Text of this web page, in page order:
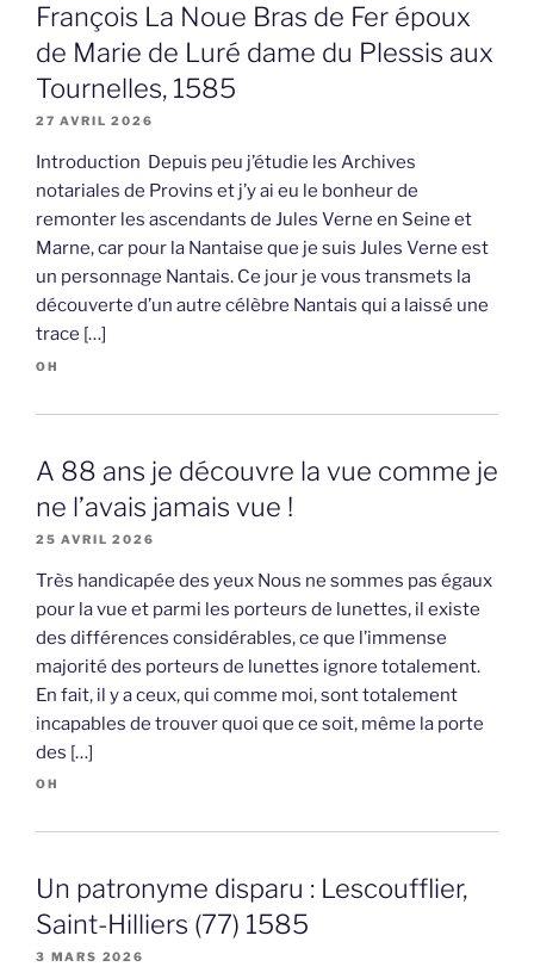
François La Noue Bras de Fer époux
de Marie de Luré dame du Plessis aux
Tournelles, 1585
27 AVRIL 2026
Introduction Depuis peu j’étudie les Archives
notariales de Provins et j’y ai eu le bonheur de
remonter les ascendants de Jules Verne en Seine et
Marne, car pour la Nantaise que je suis Jules Verne est
un personnage Nantais. Ce jour je vous transmets la
découverte d’un autre célèbre Nantais qui a laissé une
trace […]
OH
A 88 ans je découvre la vue comme je
ne l’avais jamais vue !
25 AVRIL 2026
Très handicapée des yeux Nous ne sommes pas égaux
pour la vue et parmi les porteurs de lunettes, il existe
des différences considérables, ce que l’immense
majorité des porteurs de lunettes ignore totalement.
En fait, il y a ceux, qui comme moi, sont totalement
incapables de trouver quoi que ce soit, même la porte
des […]
OH
Un patronyme disparu : Lescoufflier,
Saint-Hilliers (77) 1585
3 MARS 2026